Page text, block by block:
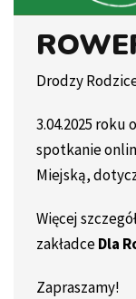
Drodzy
3.04.2025 roku
spotkanie
Miejską,
Więcej
zakładceDla
Zapraszamy!